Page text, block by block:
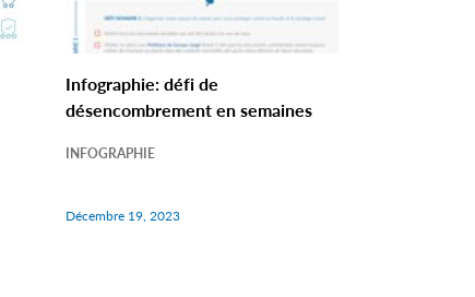
Infographie: défi de
désencombrement en semaines
INFOGRAPHIE
Décembre 19, 2023